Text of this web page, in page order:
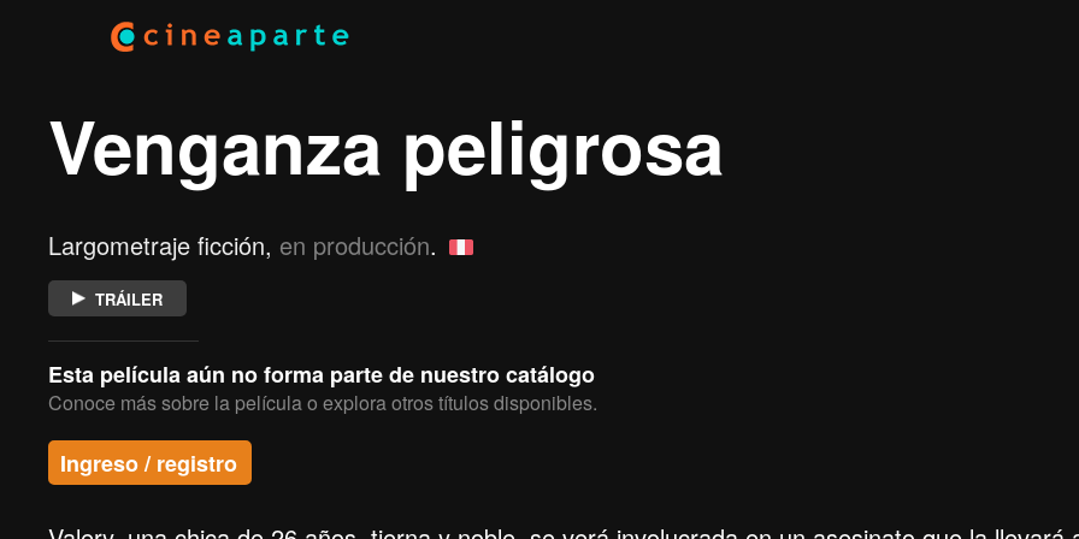
Venganza peligrosa
Largometraje ficción, en producción.
TRÁILER
Esta película aún no forma parte de nuestro catálogo
Conoce más sobre la película o explora otros títulos disponibles.
Ingreso / registro